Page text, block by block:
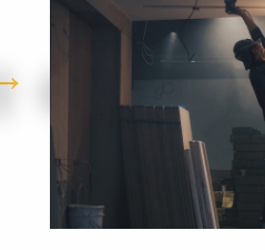
Badtemperaturer i
Arkiv
Jobba hos oss
Årsredovisning